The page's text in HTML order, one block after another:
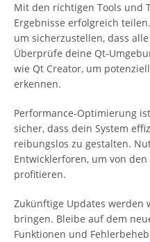
Mit den richtigen Tools und
Ergebnisse erfolgreich
um sicherzustellen, dass
Überprüfe deine Qt-
wie Qt Creator, um
erkennen.
Performance-Optimierung
sicher, dass dein System
reibungslos zu gestalten.
Entwicklerforen, um von
profitieren.
Zukünftige Updates werden
bringen. Bleibe auf dem
Funktionen und